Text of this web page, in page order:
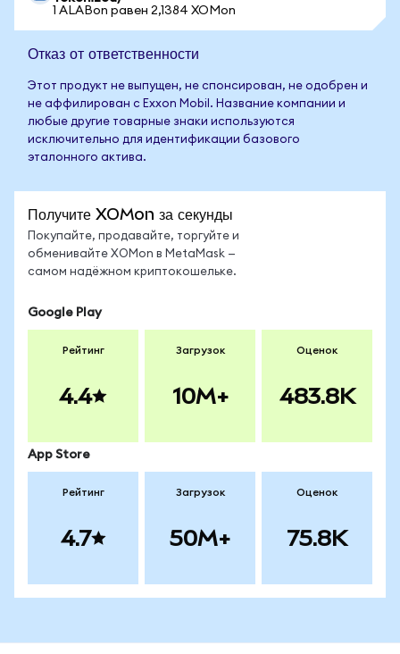
1 ALABon равен 2,1384 XOMon
Отказ от ответственности
Этот продукт не выпущен, не спонсирован, не одобрен и
не аффилирован с Exxon Mobil. Название компании и
любые другие товарные знаки используются
исключительно для идентификации базового
эталонного актива.
Получите XOMon за секунды
Покупайте, продавайте, торгуйте и
обменивайте XOMon в MetaMask —
самом надёжном криптокошельке.
Google Play
Рейтинг
4.4
Загрузок
10M+
Оценок
483.8K
App Store
Рейтинг
4.7
Загрузок
50M+
Оценок
75.8K